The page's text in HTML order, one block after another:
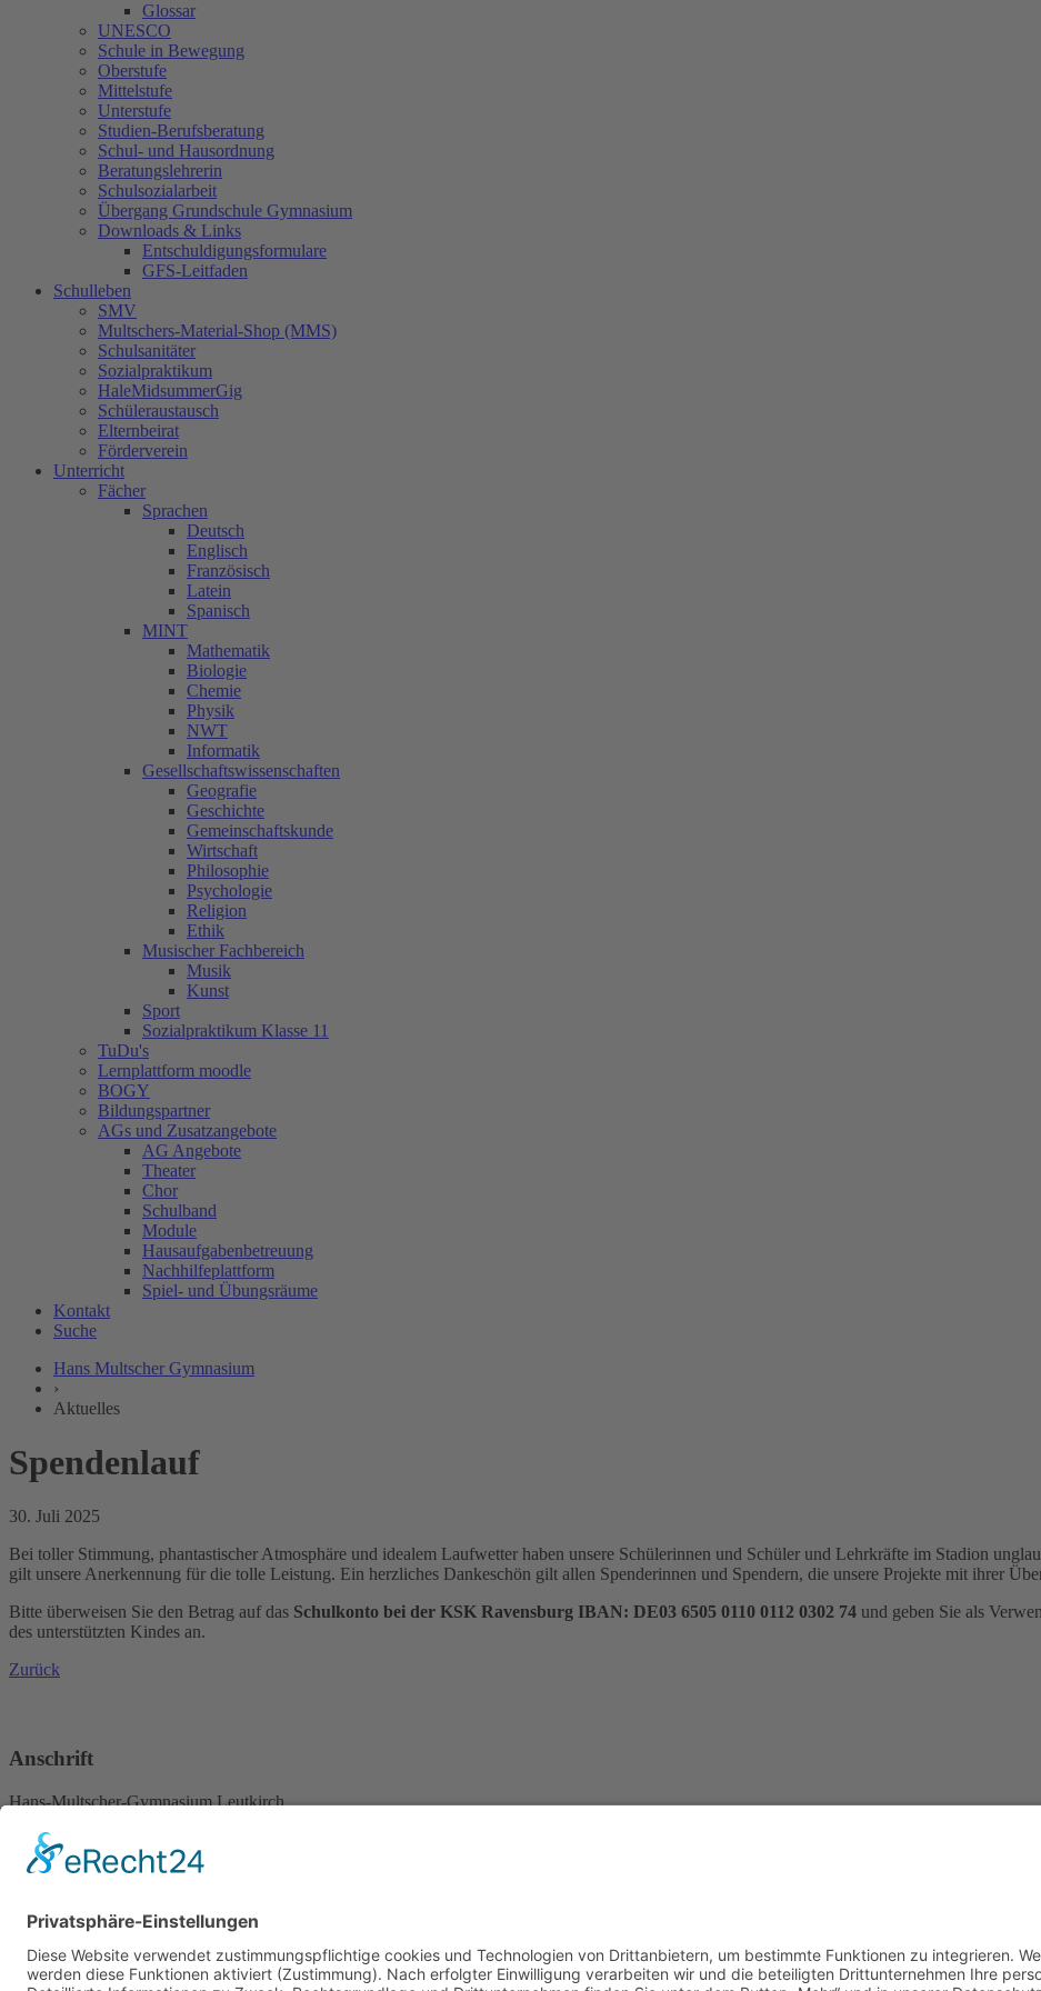
Glossar
UNESCO
Schule in Bewegung
Oberstufe
Mittelstufe
Unterstufe
Studien-Berufsberatung
Schul- und Hausordnung
Beratungslehrerin
Schulsozialarbeit
Übergang Grundschule Gymnasium
Downloads & Links
Entschuldigungsformulare
GFS-Leitfaden
Schulleben
SMV
Multschers-Material-Shop (MMS)
Schulsanitäter
Sozialpraktikum
HaleMidsummerGig
Schüleraustausch
Elternbeirat
Förderverein
Unterricht
Fächer
Sprachen
Deutsch
Englisch
Französisch
Latein
Spanisch
MINT
Mathematik
Biologie
Chemie
Physik
NWT
Informatik
Gesellschaftswissenschaften
Geografie
Geschichte
Gemeinschaftskunde
Wirtschaft
Philosophie
Psychologie
Religion
Ethik
Musischer Fachbereich
Musik
Kunst
Sport
Sozialpraktikum Klasse 11
TuDu's
Lernplattform moodle
BOGY
Bildungspartner
AGs und Zusatzangebote
AG Angebote
Theater
Chor
Schulband
Module
Hausaufgabenbetreuung
Nachhilfeplattform
Spiel- und Übungsräume
Kontakt
Suche
Hans Multscher Gymnasium
›
Aktuelles
Spendenlauf
30. Juli 2025
Bei toller Stimmung, phantastischer Atmosphäre und idealem Laufwetter haben unsere Schülerinnen und Schüler und Lehrkräfte im Stadion
gilt unsere Anerkennung für die tolle Leistung. Ein herzliches Dankeschön gilt allen Spenderinnen und Spendern, die unsere Projekte mit ihrer
Bitte überweisen Sie den Betrag auf das Schulkonto bei der KSK Ravensburg IBAN: DE03 6505 0110 0112 0302 74 und geben Sie als
des unterstützten Kindes an.
Zurück
Anschrift
Hans-Multscher-Gymnasium Leutkirch
88299 Leutkirch im Allgäu
Telefon 07561 98595-0
Rechtliches
Sitemap